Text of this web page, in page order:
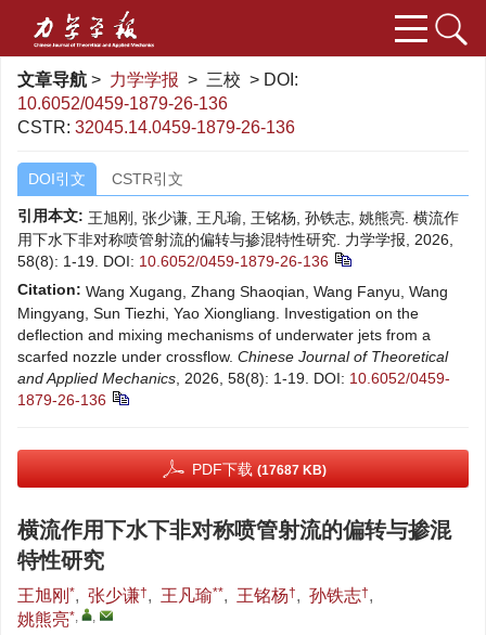
文章导航 > 力学学报 > 三校 > DOI:
10.6052/0459-1879-26-136
CSTR: 32045.14.0459-1879-26-136
DOI引文 CSTR引文
引用本文: 王旭刚, 张少谦, 王凡瑜, 王铭杨, 孙铁志, 姚熊亮. 横流作
用下水下非对称喷管射流的偏转与掺混特性研究. 力学学报, 2026,
58(8): 1-19. DOI: 10.6052/0459-1879-26-136
Citation: Wang Xugang, Zhang Shaoqian, Wang Fanyu, Wang
Mingyang, Sun Tiezhi, Yao Xiongliang. Investigation on the
deflection and mixing mechanisms of underwater jets from a
scarfed nozzle under crossflow. Chinese Journal of Theoretical
and Applied Mechanics , 2026, 58(8): 1-19. DOI: 10.6052/0459-
1879-26-136
PDF下载 (17687 KB)
横流作用下水下非对称喷管射流的偏转与掺混
特性研究
王旭刚 *, 张少谦†, 王凡瑜**, 王铭杨†, 孙铁志†,
姚熊亮*, ,